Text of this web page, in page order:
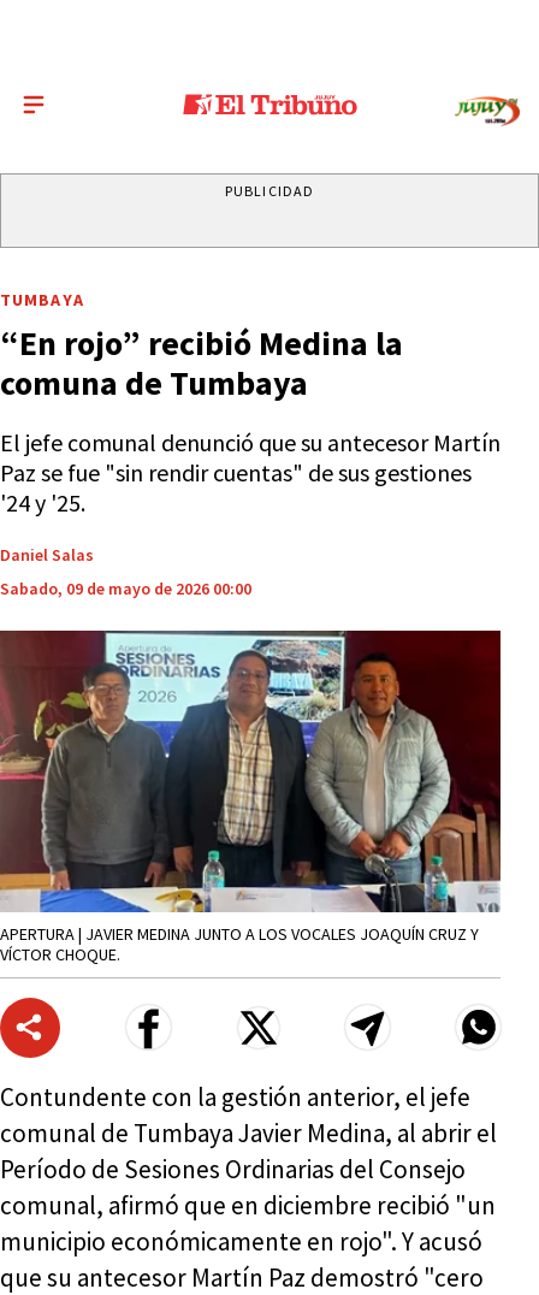
PUBLICIDAD
TUMBAYA
“En rojo” recibió Medina la
comuna de Tumbaya
El jefe comunal denunció que su antecesor Martín
Paz se fue "sin rendir cuentas" de sus gestiones
'24 y '25.
Daniel Salas
Sabado, 09 de mayo de 2026 00:00
APERTURA | JAVIER MEDINA JUNTO A LOS VOCALES JOAQUÍN CRUZ Y
VÍCTOR CHOQUE.
Contundente con la gestión anterior, el jefe
comunal de Tumbaya Javier Medina, al abrir el
Período de Sesiones Ordinarias del Consejo
comunal, afirmó que en diciembre recibió "un
municipio económicamente en rojo". Y acusó
que su antecesor Martín Paz demostró "cero